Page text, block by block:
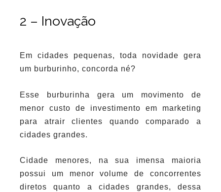
2 – Inovação
Em cidades pequenas, toda novidade gera
um burburinho, concorda né?
Esse burburinha gera um movimento de
menor custo de investimento em marketing
para atrair clientes quando comparado a
cidades grandes.
Cidade menores, na sua imensa maioria
possui um menor volume de concorrentes
diretos quanto a cidades grandes, dessa